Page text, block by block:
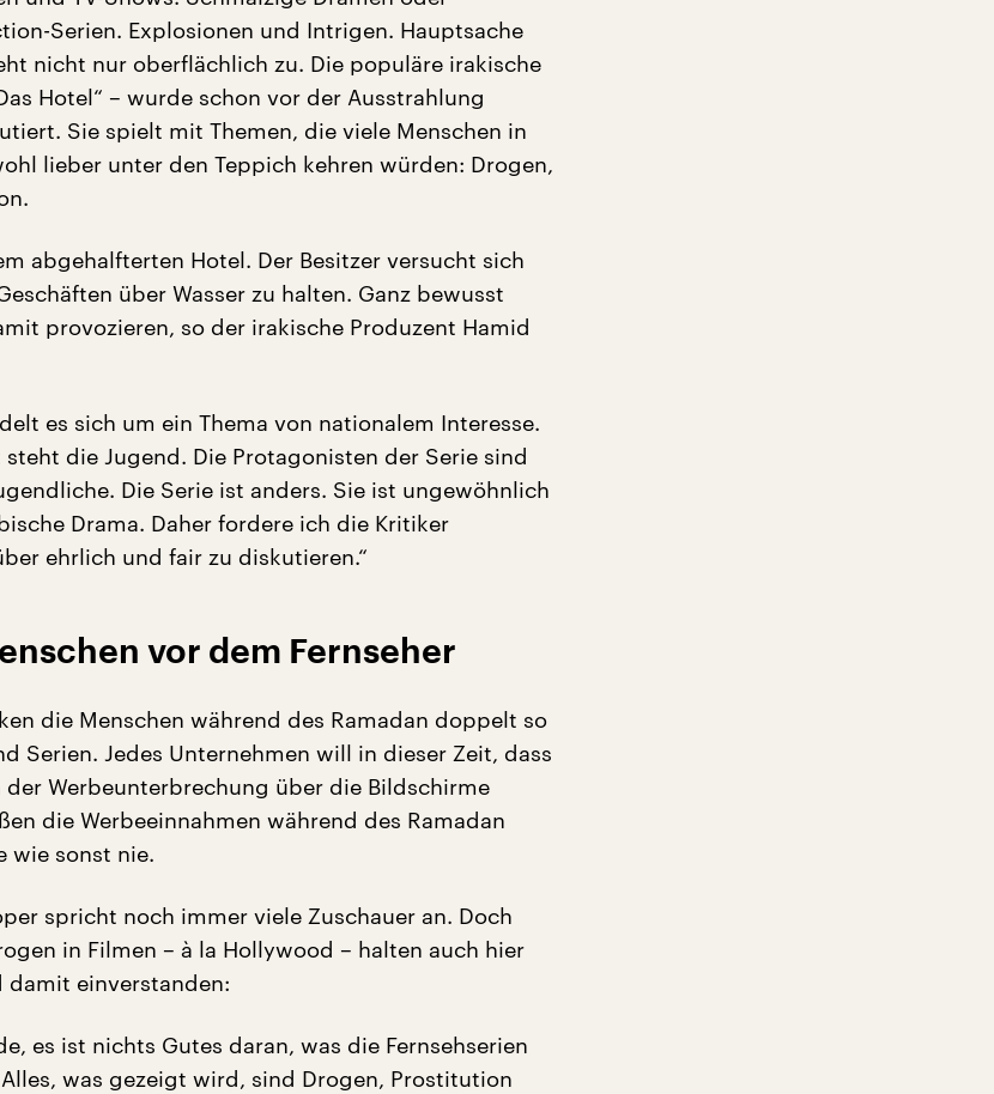
Serien. Explosionen und Intrigen. Hauptsache
nicht nur oberflächlich zu. Die populäre irakische
Hotel“ – wurde schon vor der Ausstrahlung
Sie spielt mit Themen, die viele Menschen in
lieber unter den Teppich kehren würden: Drogen,
abgehalfterten Hotel. Der Besitzer versucht sich
über Wasser zu halten. Ganz bewusst
provozieren, so der irakische Produzent Hamid
es sich um ein Thema von nationalem Interesse.
die Jugend. Die Protagonisten der Serie sind
Die Serie ist anders. Sie ist ungewöhnlich
Drama. Daher fordere ich die Kritiker
ehrlich und fair zu diskutieren.“
vor dem Fernseher
die Menschen während des Ramadan doppelt so
Serien. Jedes Unternehmen will in dieser Zeit, dass
Werbeunterbrechung über die Bildschirme
die Werbeeinnahmen während des Ramadan
wie sonst nie.
spricht noch immer viele Zuschauer an. Doch
in Filmen – à la Hollywood – halten auch hier
damit einverstanden:
es ist nichts Gutes daran, was die Fernsehserien
was gezeigt wird, sind Drogen, Prostitution